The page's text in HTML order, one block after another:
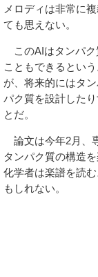
メロディは非常に
ても思えない。
このAIはタンパク
こともできるとい
が、将来的にはタ
パク質を設計した
とだ。
論文は今年2月、
タンパク質の構造
化学者は楽譜を読
もしれない。